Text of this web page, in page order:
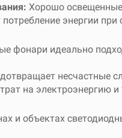
Хорошо освещенные
энергии
фонари идеально
несчастные
на электроэнергию
и объектах